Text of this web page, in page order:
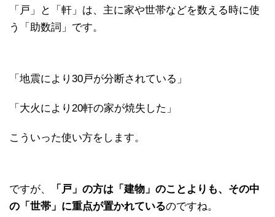
「戸」と「軒」は、主に家や世帯などを数える時に使
う「助数詞」です。
「地震により30戸が分断されている」
「大火により20軒の家が焼失した」
こういった使い方をします。
ですが、
「戸」の方は「建物」のことよりも、その中
の「世帯」に重点が置かれているのですね。